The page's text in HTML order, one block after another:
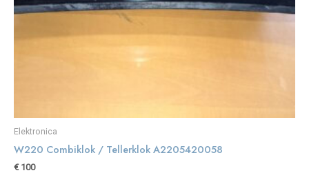
Elektronica
W220 Combiklok / Tellerklok A2205420058
€100